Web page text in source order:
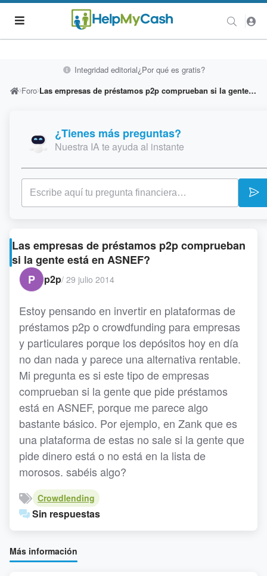
Integridad editorial¿Por qué es gratis?
Foro
Las empresas de préstamos p2p comprueban si la gente está en ASNEF?
¿Tienes más preguntas?
Nuestra IA te ayuda al instante
Las empresas de préstamos p2p comprueban
si la gente está en ASNEF?
P
p2p/ 29 julio 2014
Estoy pensando en invertir en plataformas de
préstamos p2p o crowdfunding para empresas
y particulares porque los depósitos hoy en día
no dan nada y parece una alternativa rentable.
Mi pregunta es si este tipo de empresas
comprueban si la gente que pide préstamos
está en ASNEF, porque me parece algo
bastante básico. Por ejemplo, en Zank que es
una plataforma de estas no sale si la gente que
pide dinero está o no está en la lista de
morosos. sabéis algo?
Crowdlending
Sin respuestas
Más información